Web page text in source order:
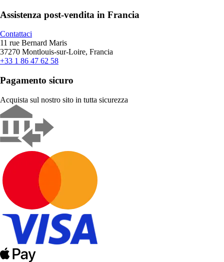
Assistenza post-vendita in Francia
Contattaci
11 rue Bernard Maris
37270 Montlouis-sur-Loire, Francia
+33 1 86 47 62 58
Pagamento sicuro
Acquista sul nostro sito in tutta sicurezza